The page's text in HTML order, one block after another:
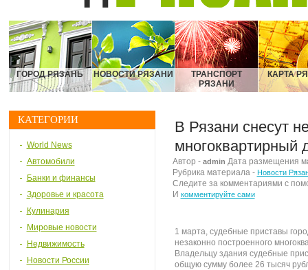
ГОРОД РЯЗАНЬ НОВОСТИ РЯЗАНИ
ТРАНСПОРТ
РЯЗАНИ
КАРТА
КАТЕГОРИИ
World News
Автомобили
Банки и финансы
Здоровье и красота
Кулинария
Мировые новости
Недвижимость
Новости России
В Рязани снесут
многоквартирный
Автор - admin Дата размещения
Рубрика материала - Новости
Следите за комментариями с
И комментируйте сами
1 марта, судебные приставы
незаконно построенного
Владельцу здания судебные
общую сумму более 26 тысяч